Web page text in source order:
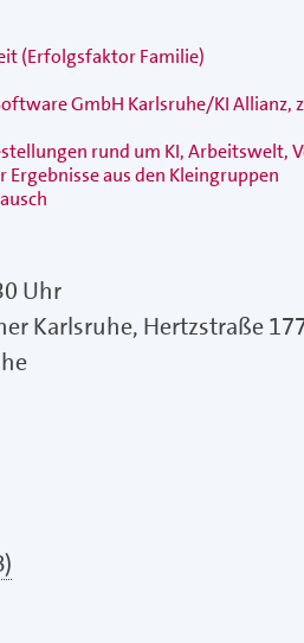
(Erfolgsfaktor Familie)
GmbH Karlsruhe/KI
rund um KI,
aus den Kleingruppen
Uhr
Karlsruhe, Hertzstraße